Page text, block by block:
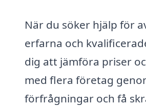
När du söker hjälp för
erfarna och
dig att jämföra priser
med flera företag
förfrågningar och få